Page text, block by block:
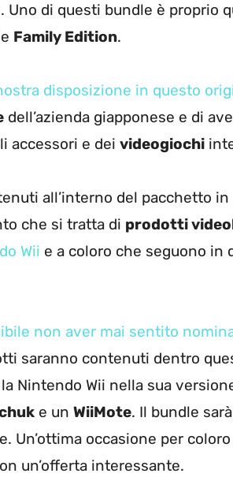
Uno di questi bundle è proprio
Family Edition.
disposizione in questo
dell’azienda giapponese e di
accessori e dei videogiochi
all’interno del pacchetto
che si tratta di prodotti
Wii e a coloro che seguono in
non aver mai sentito
saranno contenuti dentro
Nintendo Wii nella sua
e un WiiMote. Il bundle
Un’ottima occasione per
un’offerta interessante.